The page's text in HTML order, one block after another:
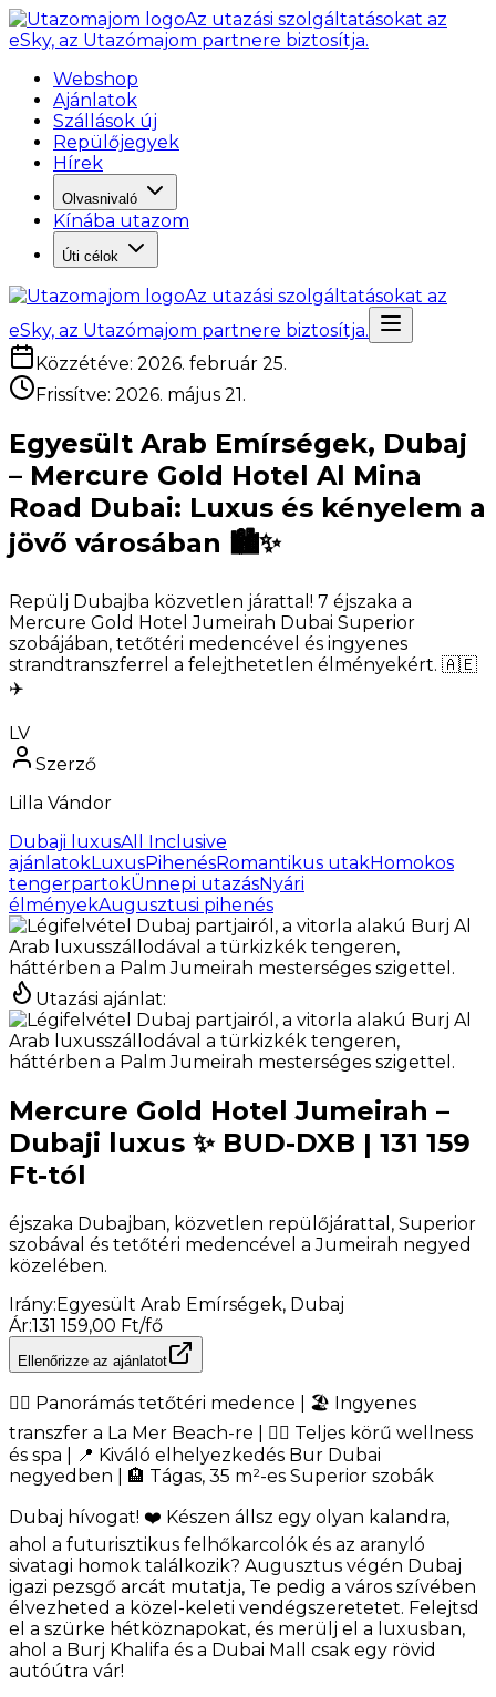
Az utazási szolgáltatásokat az
eSky, az Utazómajom partnere biztosítja.
Webshop
Ajánlatok
Szállások új
Repülőjegyek
Hírek
Olvasnivaló
Kínába utazom
Úti célok
Az utazási szolgáltatásokat az
eSky, az Utazómajom partnere biztosítja.
Közzétéve: 2026. február 25.
Frissítve: 2026. május 21.
Egyesült Arab Emírségek, Dubaj
– Mercure Gold Hotel Al Mina
Road Dubai: Luxus és kényelem a
jövő városában 🏙️✨
Repülj Dubajba közvetlen járattal! 7 éjszaka a
Mercure Gold Hotel Jumeirah Dubai Superior
szobájában, tetőtéri medencével és ingyenes
strandtranszferrel a felejthetetlen élményekért. 🇦🇪
✈️
LV
Szerző
Lilla Vándor
Dubaji luxusAll Inclusive
ajánlatokLuxusPihenésRomantikus utakHomokos
tengerpartokÜnnepi utazásNyári
élményekAugusztusi pihenés
Utazási ajánlat:
Mercure Gold Hotel Jumeirah –
Dubaji luxus ✨ BUD-DXB | 131 159
Ft-tól
éjszaka Dubajban, közvetlen repülőjárattal, Superior
szobával és tetőtéri medencével a Jumeirah negyed
közelében.
Irány:Egyesült Arab Emírségek, Dubaj
Ár:131 159,00 Ft/fő
Ellenőrizze az ajánlatot
🏊‍♂️ Panorámás tetőtéri medence | 🏖️ Ingyenes
transzfer a La Mer Beach-re | 💆‍♀️ Teljes körű wellness
és spa | 📍 Kiváló elhelyezkedés Bur Dubai
negyedben | 🏨 Tágas, 35 m²-es Superior szobák
Dubaj hívogat! ❤️ Készen állsz egy olyan kalandra,
ahol a futurisztikus felhőkarcolók és az aranyló
sivatagi homok találkozik? Augusztus végén Dubaj
igazi pezsgő arcát mutatja, Te pedig a város szívében
élvezheted a közel-keleti vendégszeretetet. Felejtsd
el a szürke hétköznapokat, és merülj el a luxusban,
ahol a Burj Khalifa és a Dubai Mall csak egy rövid
autóútra vár!